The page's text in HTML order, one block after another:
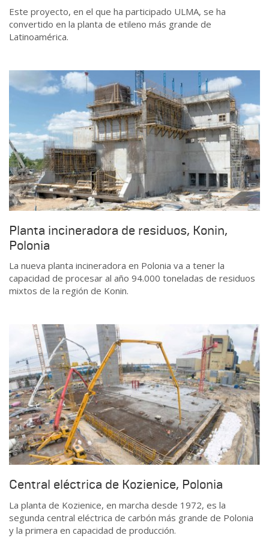
Este proyecto, en el que ha participado ULMA, se ha
convertido en la planta de etileno más grande de
Latinoamérica.
Planta incineradora de residuos, Konin,
Polonia
La nueva planta incineradora en Polonia va a tener la
capacidad de procesar al año 94.000 toneladas de residuos
mixtos de la región de Konin.
Central eléctrica de Kozienice, Polonia
La planta de Kozienice, en marcha desde 1972, es la
segunda central eléctrica de carbón más grande de Polonia
y la primera en capacidad de producción.